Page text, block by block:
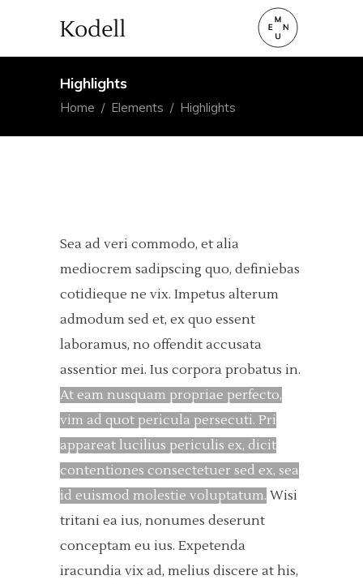
Highlights
Home / Elements / Highlights
Sea ad veri commodo, et alia
mediocrem sadipscing quo, definiebas
cotidieque ne vix. Impetus alterum
admodum sed et, ex quo essent
laboramus, no offendit accusata
assentior mei. Ius corpora probatus in.
At eam nusquam propriae perfecto,
vim ad quot pericula persecuti. Pri
appareat lucilius periculis ex, dicit
contentiones consectetuer sed ex, sea
id euismod molestie voluptatum. Wisi
tritani ea ius, nonumes deserunt
conceptam eu ius. Expetenda
iracundia vix ad, melius discere at his,